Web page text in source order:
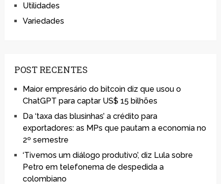
Utilidades
Variedades
POST RECENTES
Maior empresário do bitcoin diz que usou o
ChatGPT para captar US$ 15 bilhões
Da ‘taxa das blusinhas’ a crédito para
exportadores: as MPs que pautam a economia no
2º semestre
‘Tivemos um diálogo produtivo’, diz Lula sobre
Petro em telefonema de despedida a
colombiano